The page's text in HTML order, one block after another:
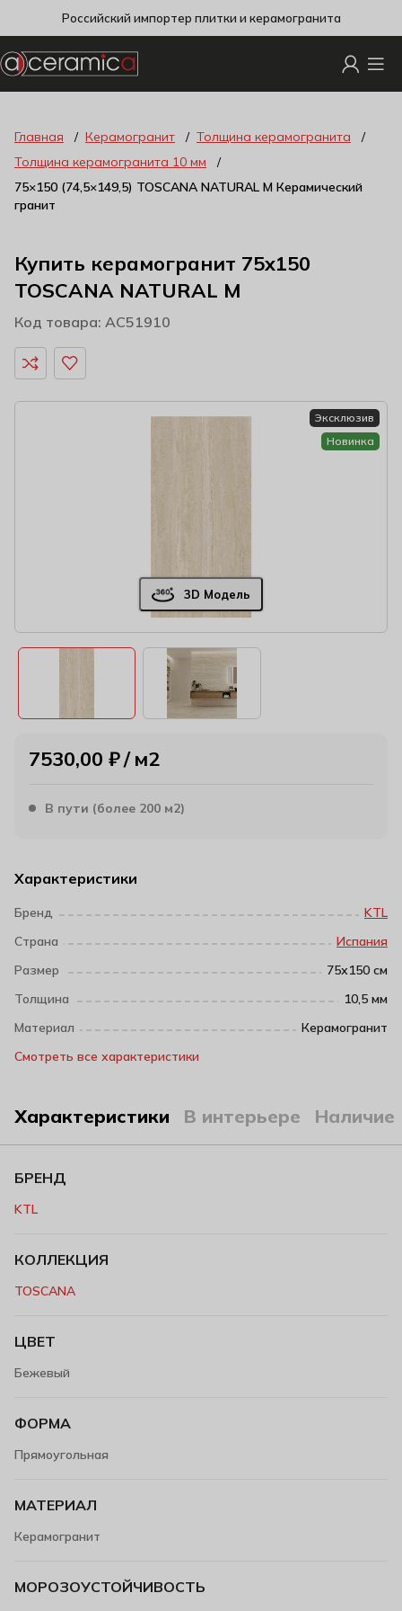
Российский импортер плитки и керамогранита
Главная Керамогранит
Толщина керамогранита
Толщина керамогранита 10 мм
75×150 (74,5×149,5) TOSCANA NATURAL M Керамический
гранит
Купить керамогранит 75x150
TOSCANA NATURAL M
Код товара: AC51910
3D Модель
Эксклюзив
Новинка
Характеристики
Бренд
KTL
Страна
Испания
Размер
75х150 см
Толщина
10,5 мм
Материал
Керамогранит
Смотреть все характеристики
7530,00 ₽ м2
В пути (более 200 м2)
Характеристики В интерьере Наличие
БРЕНД
KTL
КОЛЛЕКЦИЯ
TOSCANA
ЦВЕТ
Бежевый
ФОРМА
Прямоугольная
МАТЕРИАЛ
Керамогранит
МОРОЗОУСТОЙЧИВОСТЬ